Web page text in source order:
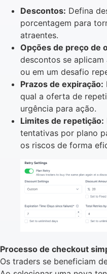
Descontos: Defina
porcentagem para
atraentes.
Opções de preço de
descontos se
ou em um desafio
Prazos de expiração:
qual a oferta de
urgência para ação.
Limites de repetição:
tentativas por plano
os riscos de forma
Processo de checkout
Os traders se beneficiam